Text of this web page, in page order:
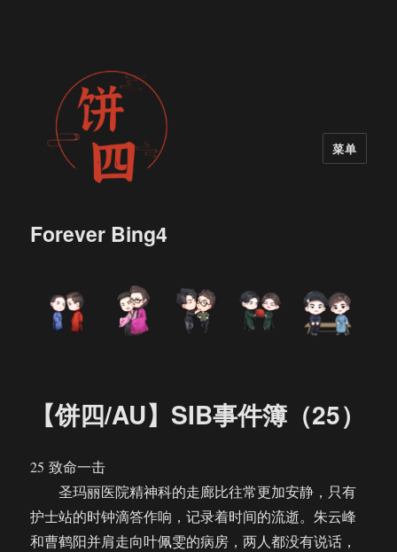
Forever Bing4
菜单
【饼四/AU】SIB事件簿（25）
25 致命一击
圣玛丽医院精神科的走廊比往常更加安静，只有
护士站的时钟滴答作响，记录着时间的流逝。朱云峰
和曹鹤阳并肩走向叶佩雯的病房，两人都没有说话，